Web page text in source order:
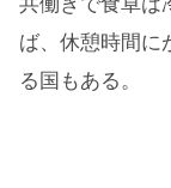
共働きで食卓は
ば、休憩時間に
る国もある。